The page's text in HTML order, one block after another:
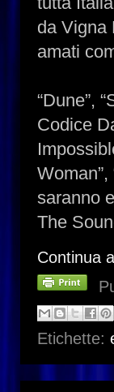
da Vigna
amati
“Dune”,
Codice
saranno
The
Continua
Etichette: